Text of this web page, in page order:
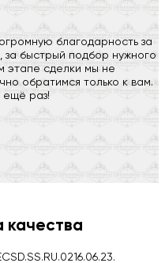
благодарность за
за быстрый подбор нужного
этапе сделки мы не
обратимся только к вам.
ещё раз!